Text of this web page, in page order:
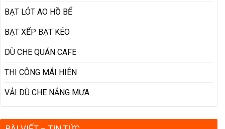
BẠT LÓT AO HỒ BỂ
BẠT XẾP BẠT KÉO
DÙ CHE QUÁN CAFE
THI CÔNG MÁI HIÊN
VẢI DÙ CHE NẮNG MƯA